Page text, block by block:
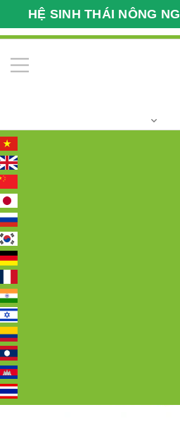
HỆ SINH THÁI NÔNG
Trang chủ
khỏe
Những lợi ích của
khỏe
21/02/2017